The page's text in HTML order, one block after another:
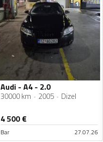
Audi - A4 - 2.0
30000 km 2005 Dizel
4 500€
Bar 27.07.26